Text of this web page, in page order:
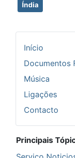
Índia
Início
Documentos
Música
Ligações
Contacto
Principais